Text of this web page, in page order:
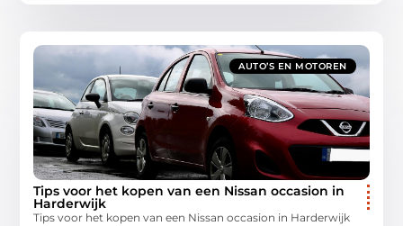
AUTO’S EN MOTOREN
Tips voor het kopen van een Nissan occasion in
Harderwijk
Tips voor het kopen van een Nissan occasion in Harderwijk